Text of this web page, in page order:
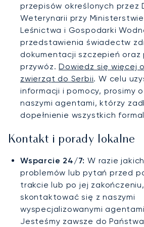
przepisów określonych przez
Weterynarii przy
Leśnictwa i Gospodarki
przedstawienia świadectw
dokumentacji szczepień oraz
przywóz.Dowiedz się więcej
zwierząt do Serbii. W celu
informacji i pomocy, prosimy
naszymi agentami, którzy
dopełnienie wszystkich
Kontakt i porady lokalne
Wsparcie 24/7: W razie
problemów lub pytań przed
trakcie lub po jej
skontaktować się z naszymi
wyspecjalizowanymi
Jesteśmy zawsze do